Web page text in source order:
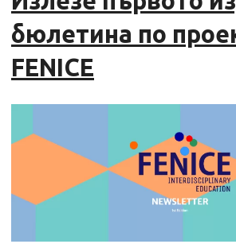
бюлетина по
FENICE